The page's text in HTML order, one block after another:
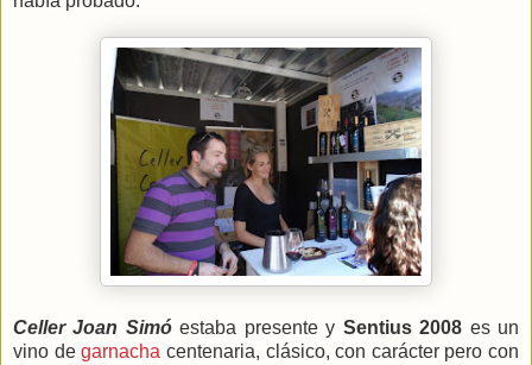
Celler Joan Simóestaba presente y Sentius 2008 es un
vino degarnacha centenaria, clásico, con carácter pero con